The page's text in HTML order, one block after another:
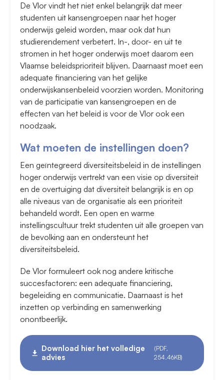
De Vlor vindt het niet enkel belangrijk dat meer
studenten uit kansengroepen naar het hoger
onderwijs geleid worden, maar ook dat hun
studierendement verbetert. In-, door- en uit te
stromen in het hoger onderwijs moet daarom een
Vlaamse beleidsprioriteit blijven. Daarnaast moet een
adequate financiering van het gelijke
onderwijskansenbeleid voorzien worden. Monitoring
van de participatie van kansengroepen en de
effecten van het beleid is voor de Vlor ook een
noodzaak.
Wat moeten de instellingen doen?
Een geïntegreerd diversiteitsbeleid in de instellingen
hoger onderwijs vertrekt van een visie op diversiteit
en de overtuiging dat diversiteit belangrijk is en op
alle niveaus van de organisatie als een prioriteit
behandeld wordt. Een open en warme
instellingscultuur trekt studenten uit alle groepen van
de bevolking aan en ondersteunt het
diversiteitsbeleid.
De Vlor formuleert ook nog andere kritische
succesfactoren: een adequate financiering,
begeleiding en communicatie. Daarnaast is het
inzetten op verbinding en samenwerking
onontbeerlijk.
Download hier het volledige
advies
(PDF,
254.46KB)